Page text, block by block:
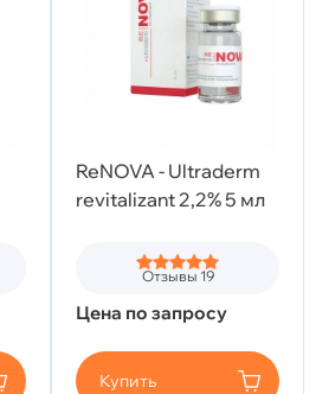
ReNOVA - Ultraderm
revitalizant 2,2% 5 мл
Отзывы 19
Цена по запросу
Купить